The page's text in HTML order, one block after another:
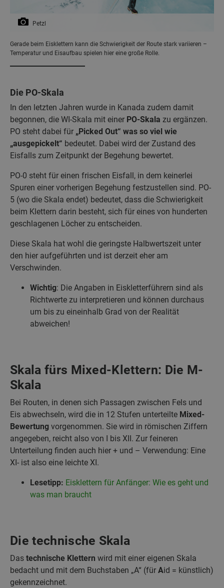
Petzl
Gerade beim Eisklettern kann die Schwierigkeit der Route stark variieren –
Temperatur und Eisaufbau spielen hier eine große Rolle.
Die PO-Skala
In den letzten Jahren wurde in Kanada zudem damit
begonnen, die WI-Skala mit einer PO-Skala zu ergänzen.
PO steht dabei für „Picked Out“ was so viel wie
„ausgepickelt“ bedeutet. Dabei wird der Zustand des
Eisfalls zum Zeitpunkt der Begehung bewertet.
PO-0 steht für einen frischen Eisfall, in dem keinerlei
Spuren einer vorherigen Begehung festzustellen sind. PO-
5 (wo die Skala endet) bedeutet, dass die Schwierigkeit
beim Klettern darin besteht, sich für eines von hunderten
geschlagenen Löcher zu entscheiden.
Diese Skala hat wohl die geringste Halbwertszeit unter
den hier aufgeführten und ist derzeit eher am
Verschwinden.
Wichtig: Die Angaben in Eiskletterführern sind als
Richtwerte zu interpretieren und können durchaus
um bis zu eineinhalb Grad von der Realität
abweichen!
Skala fürs Mixed-Klettern: Die M-
Skala
Bei Routen, in denen sich Passagen zwischen Fels und
Eis abwechseln, wird die in 12 Stufen unterteilte Mixed-
Bewertung vorgenommen. Sie wird in römischen Ziffern
angegeben, reicht also von I bis XII. Zur feineren
Unterteilung finden auch hier + und – Verwendung: Eine
XI- ist also eine leichte XI.
Lesetipp: Eisklettern für Anfänger: Wie es geht und
was man braucht
Die technische Skala
Das technische Klettern wird mit einer eigenen Skala
bedacht und mit dem Buchstaben „A“ (für Aid = künstlich)
gekennzeichnet.